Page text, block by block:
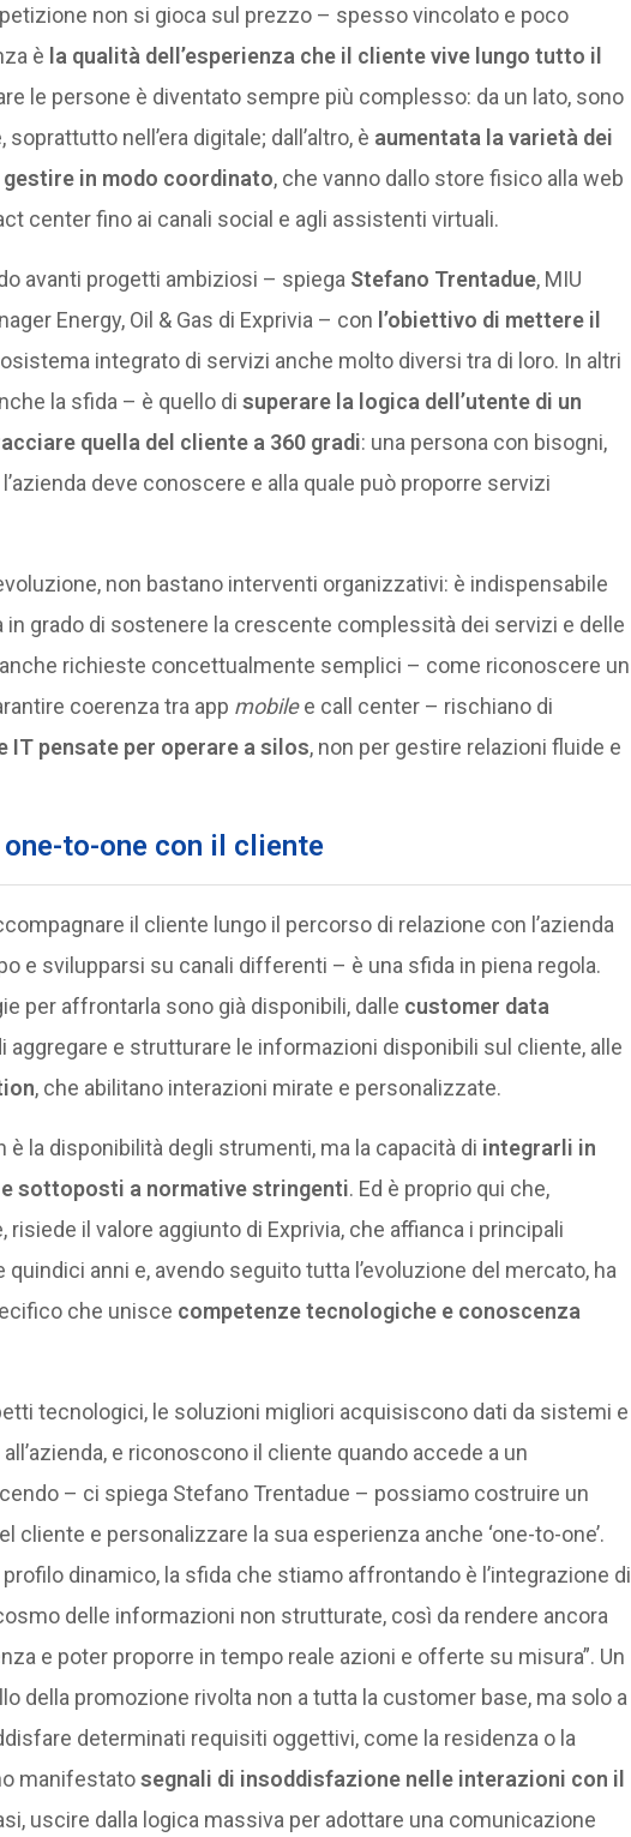
non si gioca sul prezzo – spesso vincolato e poco
è la qualità dell’esperienza che il cliente vive lungo tutto il
le persone è diventato sempre più complesso: da un lato, sono
nell’era digitale; dall’altro, è aumentata la varietà dei
in modo coordinato, che vanno dallo store fisico alla web
center fino ai canali social e agli assistenti virtuali.
avanti progetti ambiziosi – spiega Stefano Trentadue, MIU
Energy, Oil & Gas di Exprivia – con l’obiettivo di mettere il
integrato di servizi anche molto diversi tra di loro. In altri
la sfida – è quello di superare la logica dell’utente di un
quella del cliente a 360 gradi: una persona con bisogni,
deve conoscere e alla quale può proporre servizi
non bastano interventi organizzativi: è indispensabile
grado di sostenere la crescente complessità dei servizi e delle
richieste concettualmente semplici – come riconoscere un
coerenza tra app mobilee call center – rischiano di
pensate per operare a silos, non per gestire relazioni fluide e
to-one con il cliente
il cliente lungo il percorso di relazione con l’azienda
e svilupparsi su canali differenti – è una sfida in piena regola.
per affrontarla sono già disponibili, dalle customer data
aggregare e strutturare le informazioni disponibili sul cliente, alle
, che abilitano interazioni mirate e personalizzate.
è la disponibilità degli strumenti, ma la capacità di integrarli in
sottoposti a normative stringenti. Ed è proprio qui che,
il valore aggiunto di Exprivia, che affianca i principali
anni e, avendo seguito tutta l’evoluzione del mercato, ha
che unisce competenze tecnologiche e conoscenza
tecnologici, le soluzioni migliori acquisiscono dati da sistemi e
e riconoscono il cliente quando accede a un
– ci spiega Stefano Trentadue – possiamo costruire un
cliente e personalizzare la sua esperienza anche ‘one-to-one’.
dinamico, la sfida che stiamo affrontando è l’integrazione di
delle informazioni non strutturate, così da rendere ancora
e poter proporre in tempo reale azioni e offerte su misura”. Un
della promozione rivolta non a tutta la customer base, ma solo a
determinati requisiti oggettivi, come la residenza o la
manifestatosegnali di insoddisfazione nelle interazioni con il
uscire dalla logica massiva per adottare una comunicazione